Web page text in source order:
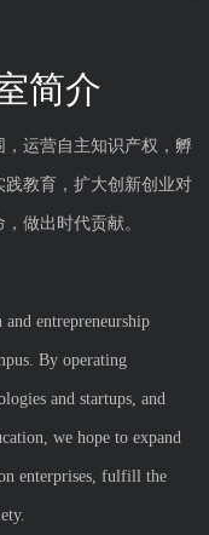
简介
运营自主知识产权，孵
教育，扩大创新创业对
做出时代贡献。
entrepreneurship
By operating
and startups, and
we hope to expand
enterprises, fulfill the